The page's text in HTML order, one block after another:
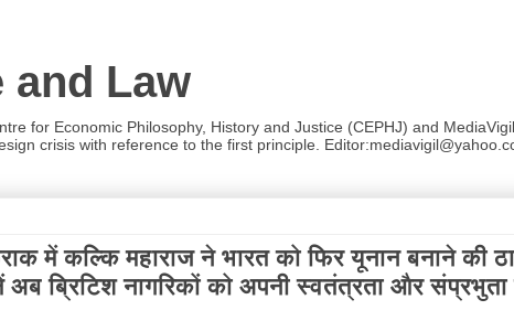
Law
for Economic Philosophy, History and Justice (CEPHJ) and
crisis with reference to the first principle.
में कल्कि महाराज ने भारत को फिर यूनान बनाने की
ब्रिटिश नागरिकों को अपनी स्वतंत्रता और